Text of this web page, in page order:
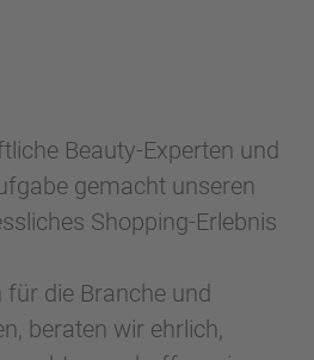
Beauty-Experten und
gemacht unseren
Shopping-Erlebnis
die Branche und
beraten wir ehrlich,